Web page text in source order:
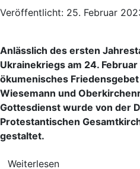
Veröffentlicht: 25. Februar
Anlässlich des ersten
Ukrainekriegs am 24.
ökumenisches
Wiesemann und
Gottesdienst wurde von der
Protestantischen
gestaltet.
Weiterlesen